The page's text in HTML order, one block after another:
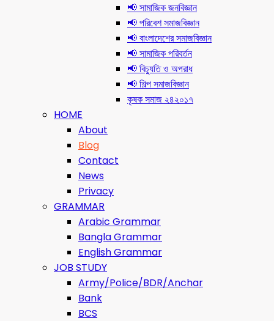
📢 সামাজিক জনবিজ্ঞান
📢 পরিবেশ সমাজবিজ্ঞান
📢 বাংলাদেশের সমাজবিজ্ঞান
📢 সামাজিক পরিবর্তন
📢 বিচ্যুতি ও অপরাধ
📢 শিল্প সমাজবিজ্ঞান
কৃষক সমাজ ২৪২০১৭
HOME
About
Blog
Contact
News
Privacy
GRAMMAR
Arabic Grammar
Bangla Grammar
English Grammar
JOB STUDY
Army/Police/BDR/Anchar
Bank
BCS